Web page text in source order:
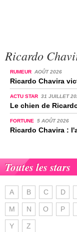
Ricardo
RUMEUR AOÛT 2026
Ricardo Chavira
ACTU STAR 31 JUILLET
Le chien de
FORTUNE 5 AOÛT 2026
Ricardo Chavira :
Toutes les stars
A B C D
M N O P
Y Z